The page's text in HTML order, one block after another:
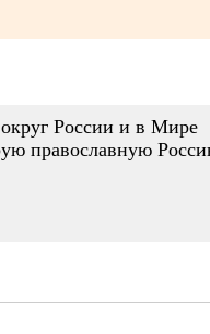
России и в Мире
православную